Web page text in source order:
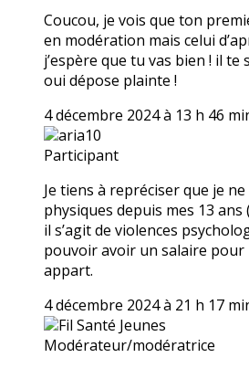
Coucou, je vois que ton
en modération mais celui
j’espère que tu vas bien ! il te
oui dépose plainte !
4 décembre 2024 à 13 h 46
aria10
Participant
Je tiens à repréciser que je
physiques depuis mes 13 ans
il s’agit de violences
pouvoir avoir un salaire
appart.
4 décembre 2024 à 21 h 17
Fil Santé Jeunes
Modérateur/modératrice